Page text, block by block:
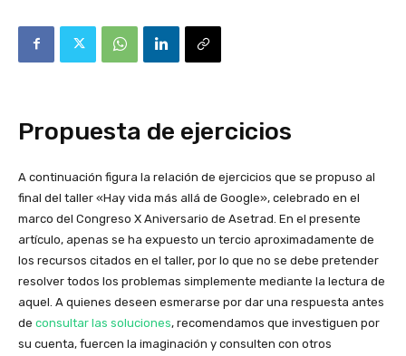
Propuesta de ejercicios
A continuación figura la relación de ejercicios que se propuso al
final del taller «Hay vida más allá de Google», celebrado en el
marco del Congreso X Aniversario de Asetrad. En el presente
artículo, apenas se ha expuesto un tercio aproximadamente de
los recursos citados en el taller, por lo que no se debe pretender
resolver todos los problemas simplemente mediante la lectura de
aquel. A quienes deseen esmerarse por dar una respuesta antes
de consultar las soluciones, recomendamos que investiguen por
su cuenta, fuercen la imaginación y consulten con otros